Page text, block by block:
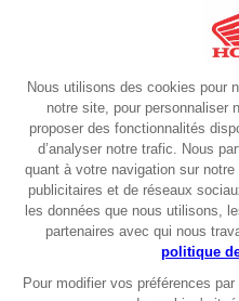
NT1100 DCT 2025
Garantie 6 ans